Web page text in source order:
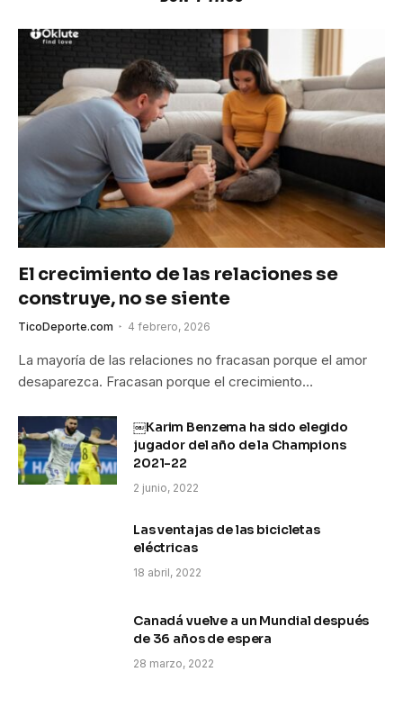
El crecimiento de las relaciones se
construye, no se siente
TicoDeporte.com 4 febrero, 2026
La mayoría de las relaciones no fracasan porque el amor
desaparezca. Fracasan porque el crecimiento…
￼Karim Benzema ha sido elegido
jugador del año de la Champions
2021-22
2 junio, 2022
Las ventajas de las bicicletas
eléctricas
18 abril, 2022
Canadá vuelve a un Mundial después
de 36 años de espera
28 marzo, 2022